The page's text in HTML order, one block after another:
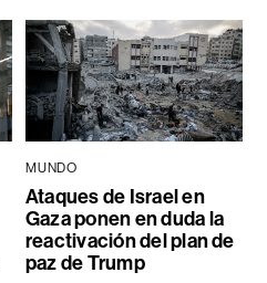
MUNDO
Ataques de Israel en
Gaza ponen en duda la
reactivación del plan de
paz de Trump